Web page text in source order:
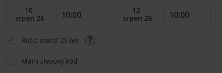
Řidič starší 25 let
Mám slevový kód